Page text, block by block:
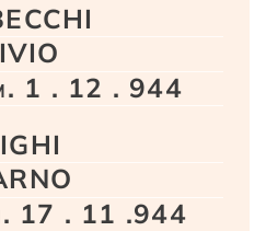
1 . 12 . 944
17 . 11 .944